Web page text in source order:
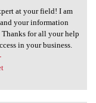
an
at your field! I am
your information
for all your help
in your business.